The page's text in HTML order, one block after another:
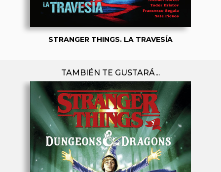
STRANGER THINGS. LA TRAVESÍA
TAMBIÉN TE GUSTARÁ...